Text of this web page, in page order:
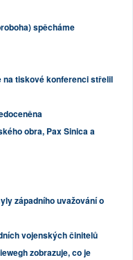
spěcháme
tiskové konferenci střelil
obra, Pax Sinica a
západního uvažování o
vojenských činitelů
zobrazuje, co je